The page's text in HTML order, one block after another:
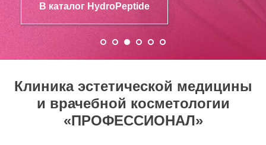
В каталог HydroPeptide
Клиника эстетической медицины
и врачебной косметологии
«ПРОФЕССИОНАЛ»